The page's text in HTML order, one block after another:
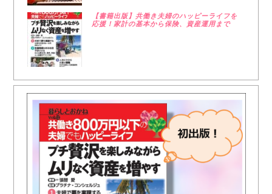
【書籍出版】共働き夫婦のハッピーライフを
応援！家計の基本から保険、資産運用まで